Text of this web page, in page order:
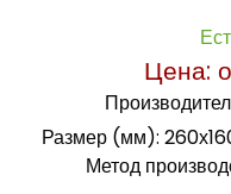
Цена:
Размер (мм):
Метод